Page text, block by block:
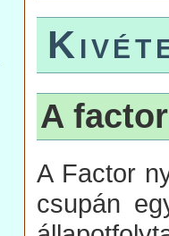
A
A Factor
csupán